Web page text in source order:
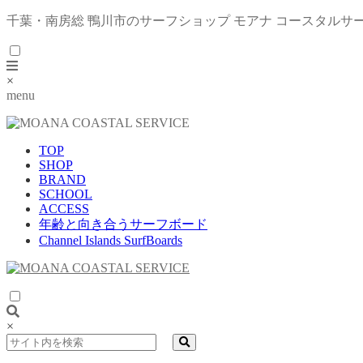
千葉・南房総 鴨川市のサーフショップ モアナ コースタルサ
×
menu
TOP
SHOP
BRAND
SCHOOL
ACCESS
年齢と向き合うサーフボード
Channel Islands SurfBoards
×